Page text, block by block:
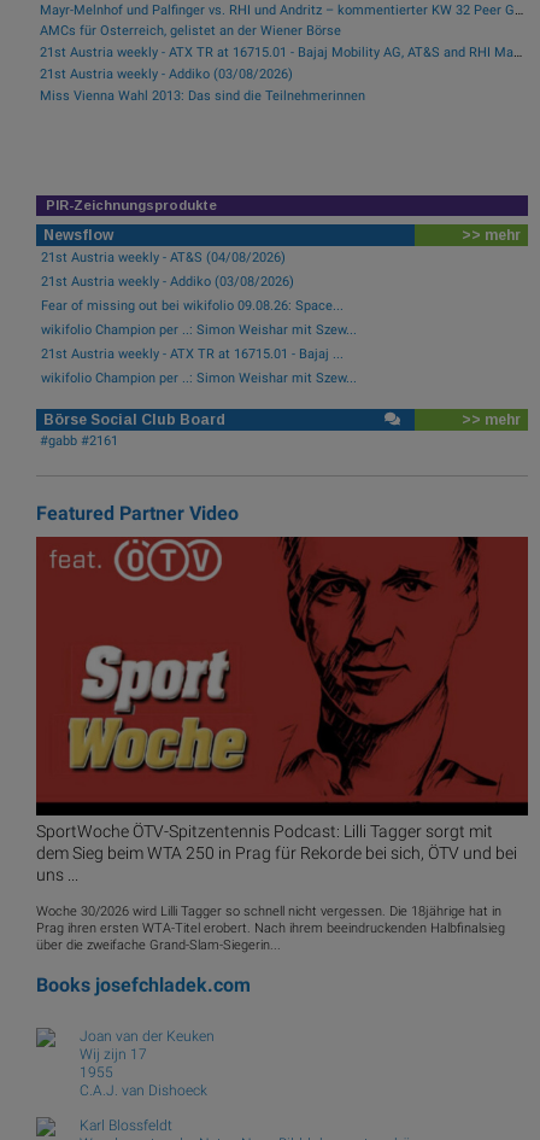
AMCs für Österreich, gelistet an der Wiener Börse
21st Austria weekly - ATX TR at 16715.01 - Bajaj Mobility AG, AT&S and RHI Magnesita best-performing, Österreichische Post with weakest performance (08/08/2026)
21st Austria weekly - Addiko (03/08/2026)
Miss Vienna Wahl 2013: Das sind die Teilnehmerinnen
PIR-Zeichnungsprodukte
Newsflow >> mehr
21st Austria weekly - AT&S (04/08/2026)
21st Austria weekly - Addiko (03/08/2026)
Fear of missing out bei wikifolio 09.08.26: Space...
wikifolio Champion per ..: Simon Weishar mit Szew...
21st Austria weekly - ATX TR at 16715.01 - Bajaj ...
wikifolio Champion per ..: Simon Weishar mit Szew...
Börse Social Club Board >> mehr
#gabb #2161
Featured Partner Video
SportWoche ÖTV-Spitzentennis Podcast: Lilli Tagger sorgt mit
dem Sieg beim WTA 250 in Prag für Rekorde bei sich, ÖTV und bei
uns ...
Woche 30/2026 wird Lilli Tagger so schnell nicht vergessen. Die 18jährige hat in
Prag ihren ersten WTA-Titel erobert. Nach ihrem beeindruckenden Halbfinalsieg
über die zweifache Grand-Slam-Siegerin...
Books josefchladek.com
Joan van der Keuken
Wij zijn 17
1955
C.A.J. van Dishoeck
Karl Blossfeldt